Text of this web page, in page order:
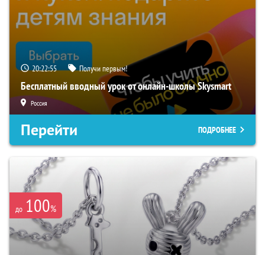
20:22:54 Получи первым!
Бесплатный вводный урок от онлайн-школы Skysmart
Россия
Перейти ПОДРОБНЕЕ
до 100%